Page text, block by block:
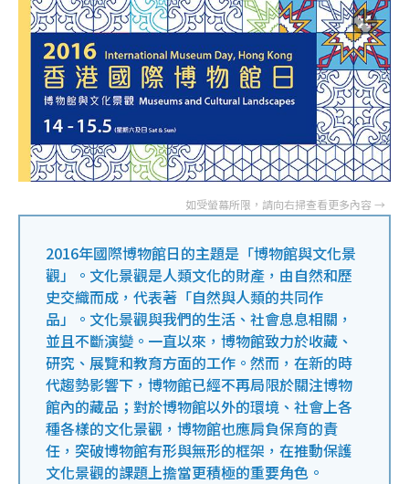
2016年國際博物館日的主題是「博物館與文化景
觀」。文化景觀是人類文化的財產，由自然和歷
史交織而成，代表著「自然與人類的共同作
品」。文化景觀與我們的生活、社會息息相關，
並且不斷演變。一直以來，博物館致力於收藏、
研究、展覽和教育方面的工作。然而，在新的時
代趨勢影響下，博物館已經不再局限於關注博物
館內的藏品；對於博物館以外的環境、社會上各
種各樣的文化景觀，博物館也應肩負保育的責
任，突破博物館有形與無形的框架，在推動保護
文化景觀的課題上擔當更積極的重要角色。